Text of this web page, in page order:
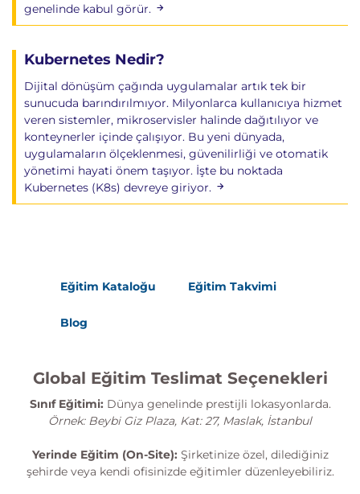
genelinde kabul görür.
Kubernetes Nedir?
Dijital dönüşüm çağında uygulamalar artık tek bir
sunucuda barındırılmıyor. Milyonlarca kullanıcıya hizmet
veren sistemler, mikroservisler halinde dağıtılıyor ve
konteynerler içinde çalışıyor. Bu yeni dünyada,
uygulamaların ölçeklenmesi, güvenilirliği ve otomatik
yönetimi hayati önem taşıyor. İşte bu noktada
Kubernetes (K8s) devreye giriyor.
Eğitim Kataloğu Eğitim Takvimi
Blog
Global Eğitim Teslimat Seçenekleri
Sınıf Eğitimi: Dünya genelinde prestijli lokasyonlarda.
Örnek: Beybi Giz Plaza, Kat: 27, Maslak, İstanbul
Yerinde Eğitim (On-Site): Şirketinize özel, dilediğiniz
şehirde veya kendi ofisinizde eğitimler düzenleyebiliriz.